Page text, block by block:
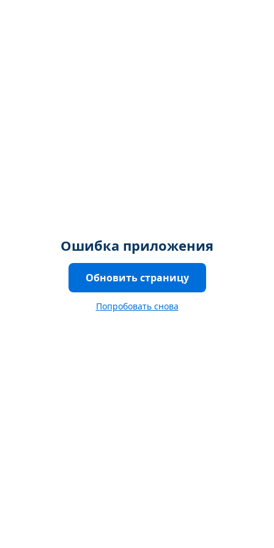
Ошибка приложения
Обновить страницу
Попробовать снова